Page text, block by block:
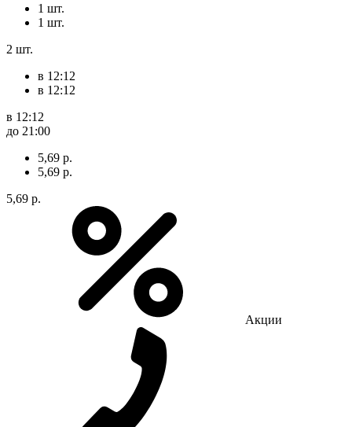
1 шт.
1 шт.
2 шт.
в 12:12
в 12:12
в 12:12
до 21:00
5,69 р.
5,69 р.
5,69 р.
Акции